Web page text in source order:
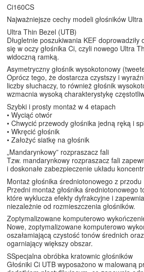
Ci160CS
Najważniejsze cechy modeli głośników
Ultra Thin Bezel (UTB)
Długletnie poszukiwania KEF
się w oczy głośnika Ci, czyli nowego Ultra
widoczną ramką.
Asymetryczny głośnik wysokotonowy
Oprócz tego, że dostarcza czystszy i
liczby słuchaczy, to również głośnik
wzmacnia wysoką charakterystykę
Szybki i prosty montaż w 4 etapach
• Wyciąć otwór
• Chwycić przewody głośnika jedną ręką i
• Wkręcić głośnik
• Założyć siatkę na głośnik
„Mandarynkowy” rozpraszacz fali
Tzw. mandarynkowy rozpraszacz fali
i doskonałe zabezpieczenie układu
Montaż głośnika średniotonowego z przodu
Przedni montaż głośnika średniotonowego
które wyklucza efekty dyfrakcyjne i
niezależnie od rozmieszczenia głośników.
Zoptymalizowane komputerowo
Nowe, zoptymalizowane komputerowo
oszałamiającą czystość tonów średnich
ogarniający większy obszar.
SSpecjalna obróbka kratownic głośników
Głośniki Ci UTB wyposażono w malowaną